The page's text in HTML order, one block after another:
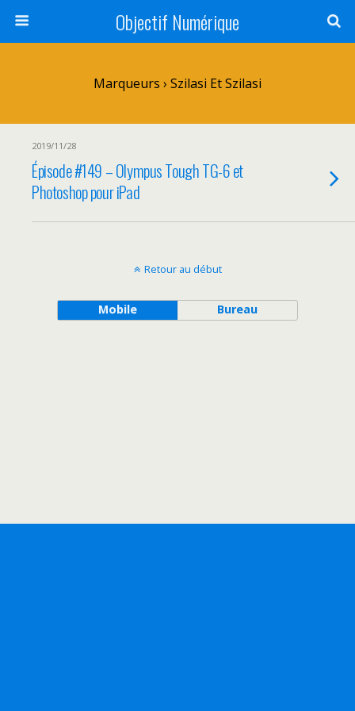
Objectif Numérique
Marqueurs › Szilasi Et Szilasi
2019/11/28
Épisode #149 – Olympus Tough TG-6 et
Photoshop pour iPad
Retour au début
Mobile Bureau